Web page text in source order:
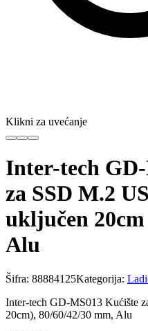
Klikni za uvećanje
Inter-tech
za SSD M.2
uključen
Alu
Šifra: 88884125Kategorija:
Inter-tech GD-MS013 Kućište
20cm), 80/60/42/30 mm, Alu